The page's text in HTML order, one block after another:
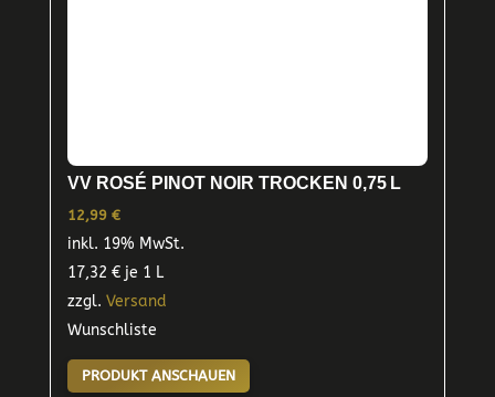
VV ROSÉ PINOT NOIR TROCKEN 0,75 L
12,99 €
inkl. 19% MwSt.
17,32 €je 1 L
zzgl. Versand
Wunschliste
PRODUKT ANSCHAUEN